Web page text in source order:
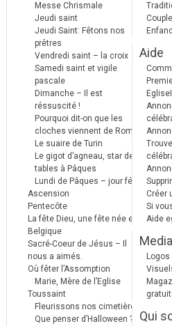
Messe Chrismale
Jeudi saint
Jeudi Saint: Fêtons nos
prêtres
Vendredi saint – la croix
Samedi saint et vigile
pascale
Dimanche – Il est
réssuscité !
Pourquoi dit-on que les
cloches viennent de Rome ?
Le suaire de Turin
Le gigot d’agneau, star des
tables à Pâques
Lundi de Pâques – jour férié
Ascension
Pentecôte
La fête Dieu, une fête née en
Belgique
Sacré-Coeur de Jésus – Il
nous a aimés.
Où fêter l’Assomption
Marie, Mère de l’Eglise
Toussaint
Fleurissons nos cimetières
Que penser d’Halloween ?
Aide
Créer
Si
Aide
Qui